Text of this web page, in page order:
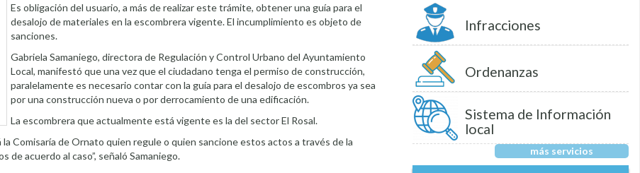
Es obligación del usuario, a más de realizar este trámite, obtener una guía para el
desalojo de materiales en la escombrera vigente. El incumplimiento es objeto de
sanciones.
Gabriela Samaniego, directora de Regulación y Control Urbano del Ayuntamiento
Local, manifestó que una vez que el ciudadano tenga el permiso de construcción,
paralelamente es necesario contar con la guía para el desalojo de escombros ya sea
por una construcción nueva o por derrocamiento de una edificación.
La escombrera que actualmente está vigente es la del sector El Rosal.
Comisaría de Ornato quien regule o quien sancione estos actos a través de la
acuerdo al caso”, señaló Samaniego.
Infracciones
Ordenanzas
Sistema de Información
local
más servicios